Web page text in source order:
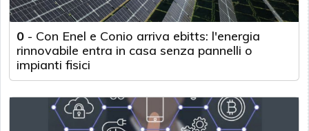
0 - Con Enel e Conio arriva ebitts: l'energia
rinnovabile entra in casa senza pannelli o
impianti fisici